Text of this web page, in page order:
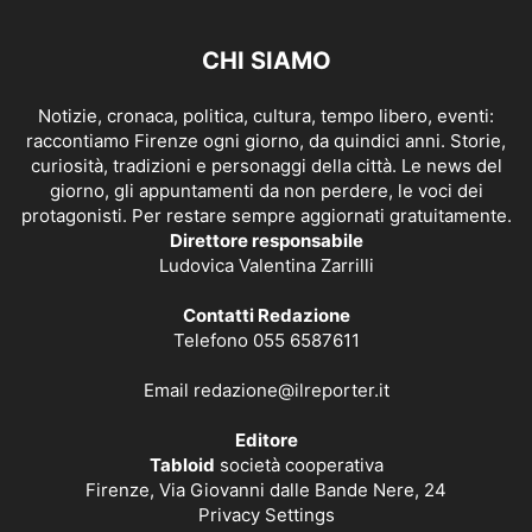
CHI SIAMO
Notizie, cronaca, politica, cultura, tempo libero, eventi:
raccontiamo Firenze ogni giorno, da quindici anni. Storie,
curiosità, tradizioni e personaggi della città. Le news del
giorno, gli appuntamenti da non perdere, le voci dei
protagonisti. Per restare sempre aggiornati gratuitamente.
Direttore responsabile
Ludovica Valentina Zarrilli
Contatti Redazione
Telefono 055 6587611
Email redazione@ilreporter.it
Editore
Tabloid società cooperativa
Firenze, Via Giovanni dalle Bande Nere, 24
Privacy Settings